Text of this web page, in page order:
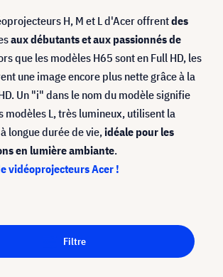
H, M et L d'Acer offrentdes
aux débutants et aux passionnés de
que les modèles H65 sont en Full HD, les
une image encore plus nette grâce à la
Un "i" dans le nom du modèle signifie
modèles L, très lumineux, utilisent la
longue durée de vie,idéale pour les
en lumière ambiante.
vidéoprojecteurs Acer !
Filtre